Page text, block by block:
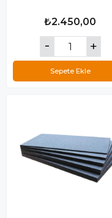
₺2.450,00
Sepete Ekle